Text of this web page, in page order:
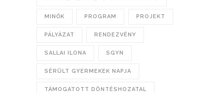
MINŐK PROGRAM PROJEKT
PÁLYÁZAT RENDEZVÉNY
SALLAI ILONA SGYN
SÉRÜLT GYERMEKEK NAPJA
TÁMOGATOTT DÖNTÉSHOZATAL